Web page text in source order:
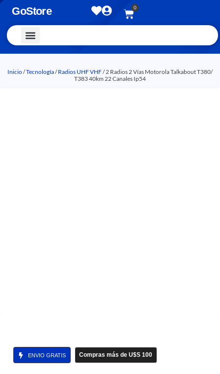
GoStore 0
Inicio/Tecnología/Radios UHF VHF/ 2 Radios 2 Vías Motorola Talkabout T380/
T383 40km 22 Canales Ip54
ENVIO GRATIS Compras más de U$S 100